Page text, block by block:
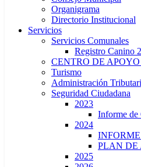
Organigrama
Directorio Institucional
Servicios
Servicios Comunales
Registro Canino
CENTRO DE
Turismo
Administración
Seguridad Ciudadana
2023
Informe
2024
PLAN DE
2025